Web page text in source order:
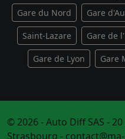
Gare du Nord Gare
Saint-Lazare Gare de
Gare de Lyon Gare
© 2026 - Auto Diff SAS -
Strasbourg -